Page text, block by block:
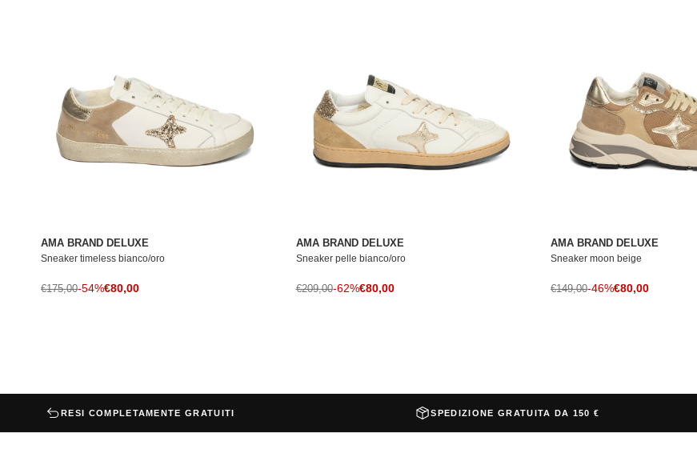
AMA BRAND DELUXE
Sneaker timeless bianco/oro
Prezzo di vendita
€80,00
Prezzo normale
€175,00-54%
AMA BRAND DELUXE
Sneaker pelle bianco/oro
Prezzo di vendita
€80,00
Prezzo normale
€209,00-62%
AMA BRAND DELUXE
Sneaker moon beige
Prezzo di
€80,00
Prezzo normale
€149,00-46%
RESI COMPLETAMENTE GRATUITI SPEDIZIONE GRATUITA DA 150 €